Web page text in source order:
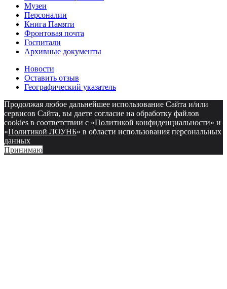
Музеи
Персоналии
Книга Памяти
Фронтовая почта
Госпитали
Архивные документы
Новости
Оставить отзыв
Географический указатель
Продолжая любое дальнейшее использование Сайта и/или
сервисов Сайта, вы даете согласие на обработку файлов
cookies в соответствии с «Политикой конфиденциальности» и
«Политикой ЛОУНБ» в области использования персональных
данных
Принимаю